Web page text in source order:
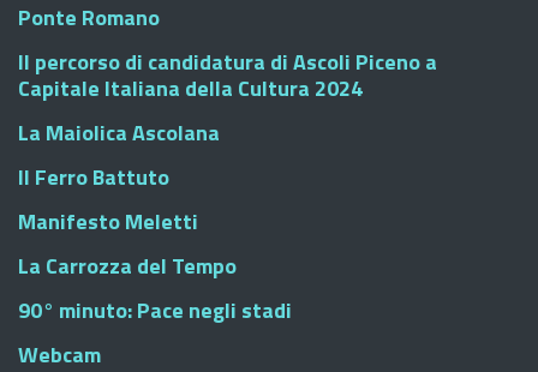
Ponte Romano
Il percorso di candidatura di Ascoli Piceno a
Capitale Italiana della Cultura 2024
La Maiolica Ascolana
Il Ferro Battuto
Manifesto Meletti
La Carrozza del Tempo
90° minuto: Pace negli stadi
Webcam